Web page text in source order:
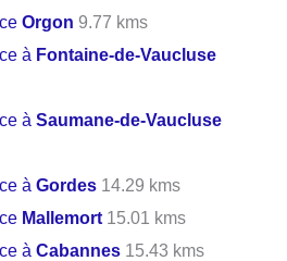
Orgon 9.77 kms
à Fontaine-de-Vaucluse
àSaumane-de-Vaucluse
àGordes 14.29 kms
Mallemort 15.01 kms
àCabannes 15.43 kms